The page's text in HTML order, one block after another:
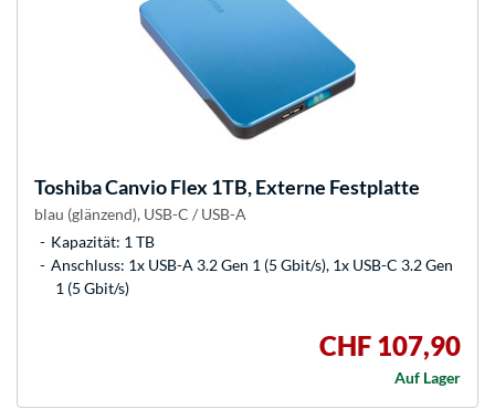
ToshibaCanvio Flex 1TB, Externe Festplatte
blau (glänzend), USB-C / USB-A
Kapazität: 1 TB
Anschluss: 1x USB-A 3.2 Gen 1 (5 Gbit/s), 1x USB-C 3.2 Gen
1 (5 Gbit/s)
CHF 107,90
Auf Lager